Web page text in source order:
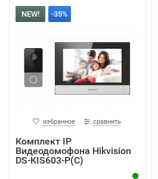
NEW! -35%
избранное сравнить
Комплект IP
Видеодомофона Hikvision
DS-KIS603-P(C)